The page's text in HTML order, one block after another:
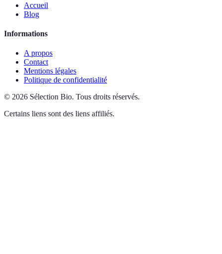
Accueil
Blog
Informations
A propos
Contact
Mentions légales
Politique de confidentialité
© 2026 Sélection Bio. Tous droits réservés.
Certains liens sont des liens affiliés.